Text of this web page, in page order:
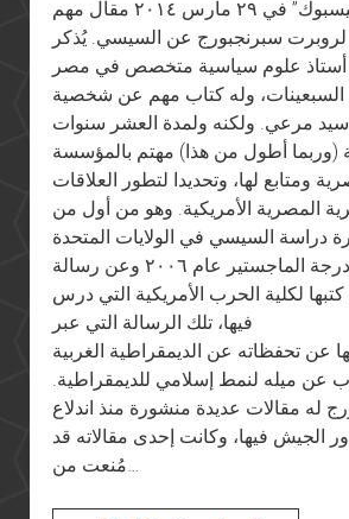
نُشر في “فيسبوك” في ٢٩ مارس ٢٠١٤ مقال مهم
لروبرت سبرنجبورج عن السيسي. يُذكر
أستاذ علوم سياسية متخصص في مصر
السبعينات، وله كتاب مهم عن شخصية
مرعي. ولكنه ولمدة العشر سنوات
(وربما أطول من هذا) مهتم بالمؤسسة
ومتابع لها، وتحديدا لتطور العلاقات
المصرية الأمريكية. وهو من أول من
دراسة السيسي في الولايات المتحدة
للحصول على درجة الماجستير عام ٢٠٠٦ وعن رسالة
كتبها لكلية الحرب الأمريكية التي درس
فيها، تلك الرسالة التي عبر
عن تحفظاته عن الديمقراطية الغربية
عن ميله لنمط إسلامي للديمقراطية.
له مقالات عديدة منشورة منذ اندلاع
الجيش فيها، وكانت إحدى مقالاته قد
مُنعت من…